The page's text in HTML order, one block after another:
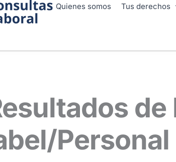
Quienes somos Tus derechos